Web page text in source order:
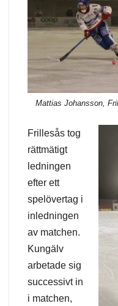
Mattias Johansson,
Frillesås tog
rättmätigt
ledningen
efter ett
spelövertag i
inledningen
av matchen.
Kungälv
arbetade sig
successivt in
i matchen,